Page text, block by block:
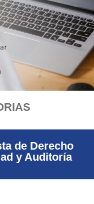
de Derecho
y Auditoría